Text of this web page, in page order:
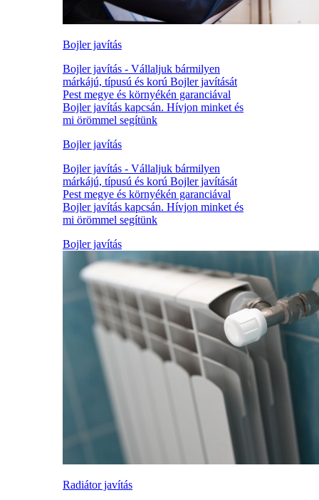
Bojler javítás
Bojler javítás - Vállaljuk bármilyen
márkájú, típusú és korú Bojler javítását
Pest megye és környékén garanciával
Bojler javítás kapcsán. Hívjon minket és
mi örömmel segítünk
Bojler javítás
Bojler javítás - Vállaljuk bármilyen
márkájú, típusú és korú Bojler javítását
Pest megye és környékén garanciával
Bojler javítás kapcsán. Hívjon minket és
mi örömmel segítünk
Bojler javítás
Radiátor javítás